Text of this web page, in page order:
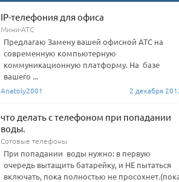
IP-телефония для офиса
Мини-АТС
Предлагаю Замену вашей офисной АТС на
современную компьютерную
коммуникационную платформу. На базе
вашего ...
Anatoly2001 2 декабря
что делать с телефоном при попадании
воды.
Сотовые телефоны
При попадании воды нужно: в первую
очередь вытащить батарейку, и НЕ пытаться
включать, пока полностью не